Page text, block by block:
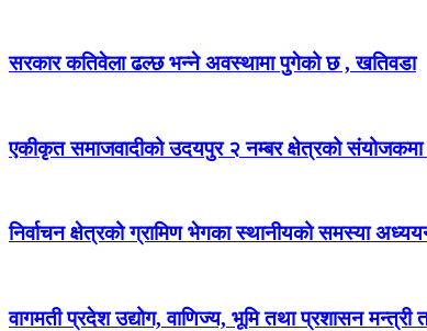
सरकार कतिवेला ढल्छ भन्ने अवस्थामा पुगेको छ , खतिवडा
एकीकृत समाजवादीको उदयपुर २ नम्बर क्षेत्रको
निर्वाचन क्षेत्रको ग्रामिण भेगका स्थानीयको समस्या
वागमती प्रदेश उद्योग, वाणिज्य, भूमि तथा प्रशासन